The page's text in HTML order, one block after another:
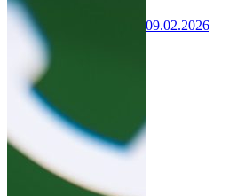
09.02.2026